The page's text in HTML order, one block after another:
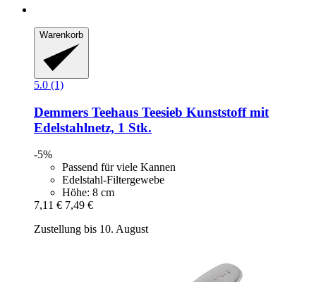
Warenkorb
5.0 (1)
Demmers Teehaus Teesieb Kunststoff mit
Edelstahlnetz, 1 Stk.
-5%
Passend für viele Kannen
Edelstahl-Filtergewebe
Höhe: 8 cm
7,11 € 7,49 €
Zustellung bis 10. August